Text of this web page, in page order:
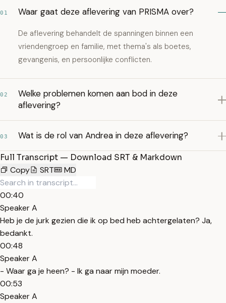
01 Waar gaat deze aflevering van PRISMA over?
De aflevering behandelt de spanningen binnen een
vriendengroep en familie, met thema's als boetes,
gevangenis, en persoonlijke conflicten.
02
Welke problemen komen aan bod in deze
aflevering?
03 Wat is de rol van Andrea in deze aflevering?
Full Transcript — Download SRT & Markdown
Copy
SRT MD
00:40
Speaker A
Heb je de jurk gezien die ik op bed heb achtergelaten? Ja,
bedankt.
00:48
Speaker A
- Waar ga je heen? - Ik ga naar mijn moeder.
00:53
Speaker A